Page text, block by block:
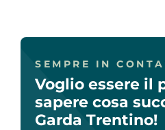
SEMPRE IN
Voglio essere il
sapere cosa
Garda Trentino!